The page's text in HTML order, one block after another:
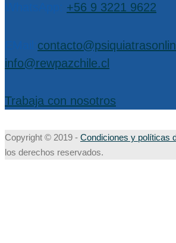
+56 9 3221 9622
info@rewpazchile.cl
Trabaja con nosotros
Copyright © 2019 - Condiciones y políticas
los derechos reservados.